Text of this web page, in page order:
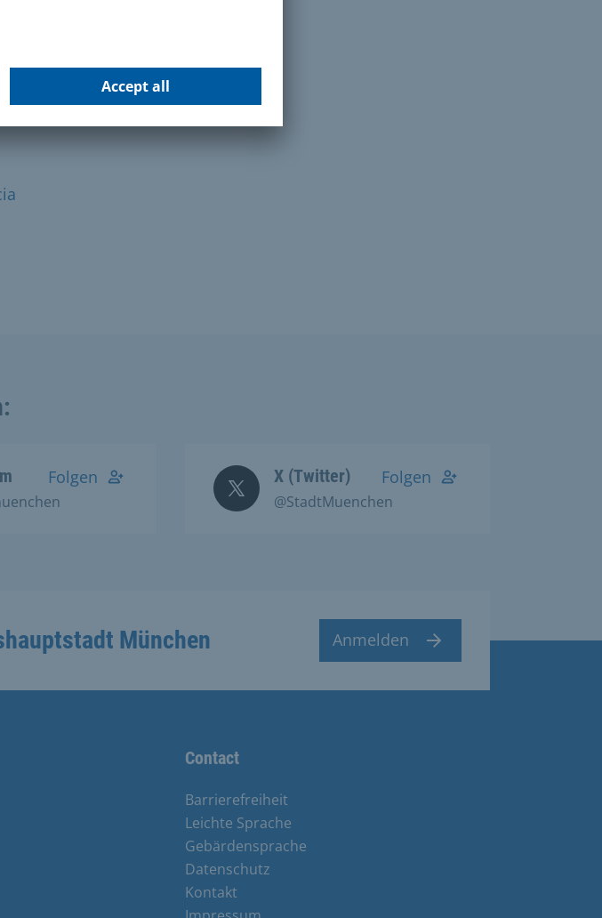
Folgen X (Twitter)
@StadtMuenchen
Folgen
München Anmelden
Contact
Barrierefreiheit
Leichte Sprache
Gebärdensprache
Datenschutz
Kontakt